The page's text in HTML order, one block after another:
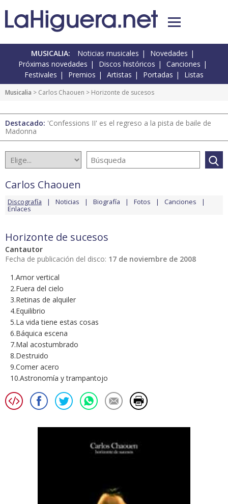
MUSICALIA: Noticias musicales
Novedades
Próximas novedades
Discos históricos
Canciones
Festivales
Premios Artistas Portadas Listas
Musicalia > Carlos Chaouen > Horizonte de sucesos
Destacado: 'Confessions II' es el regreso a la pista de baile de
Madonna
Carlos Chaouen
Discografía Noticias Biografía Fotos Canciones
Enlaces
Horizonte de sucesos
Cantautor
Fecha de publicación del disco: 17 de noviembre de 2008
1.Amor vertical
2.Fuera del cielo
3.Retinas de alquiler
4.Equilibrio
5.La vida tiene estas cosas
6.Báquica escena
7.Mal acostumbrado
8.Destruido
9.Comer acero
10.Astronomía y trampantojo